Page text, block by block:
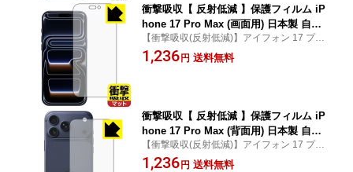
衝撃吸収【 反射低減 】保護フィルム iP
hone 17 Pro Max (画面用) 日本製 自社
製造直販
【衝撃吸収(反射低減)】アイフォン 17 プロ
マックス 専用保護フィルム(保護シート)
1,236円 送料無料
衝撃吸収【 反射低減 】保護フィルム iP
hone 17 Pro Max (背面用) 日本製 自社
製造直販
【衝撃吸収(反射低減)】アイフォン 17 プロ
マックス 専用保護フィルム(保護シート)
1,236円 送料無料